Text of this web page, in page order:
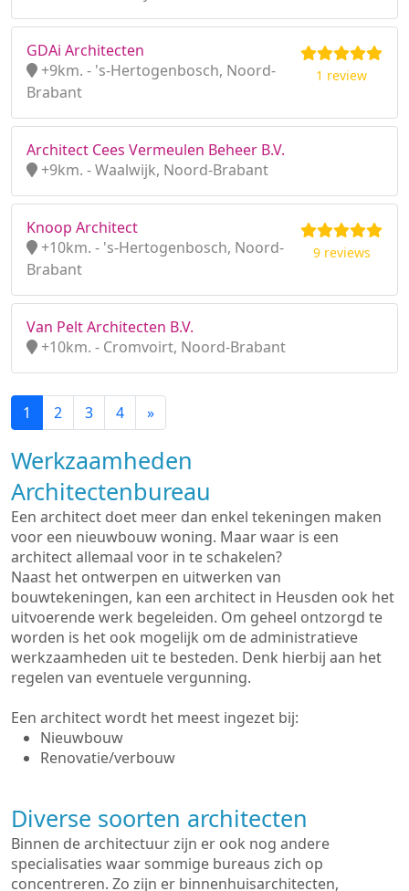
GDAi Architecten
+9km. - 's-Hertogenbosch, Noord-
Brabant
1 review
Architect Cees Vermeulen Beheer B.V.
+9km. - Waalwijk, Noord-Brabant
Knoop Architect
+10km. - 's-Hertogenbosch, Noord-
Brabant
9 reviews
Van Pelt Architecten B.V.
+10km. - Cromvoirt, Noord-Brabant
1 2 3 4 »
Werkzaamheden
Architectenbureau
Een architect doet meer dan enkel tekeningen maken
voor een nieuwbouw woning. Maar waar is een
architect allemaal voor in te schakelen?
Naast het ontwerpen en uitwerken van
bouwtekeningen, kan een architect in Heusden ook het
uitvoerende werk begeleiden. Om geheel ontzorgd te
worden is het ook mogelijk om de administratieve
werkzaamheden uit te besteden. Denk hierbij aan het
regelen van eventuele vergunning.
Een architect wordt het meest ingezet bij:
Nieuwbouw
Renovatie/verbouw
Diverse soorten architecten
Binnen de architectuur zijn er ook nog andere
specialisaties waar sommige bureaus zich op
concentreren. Zo zijn er binnenhuisarchitecten,